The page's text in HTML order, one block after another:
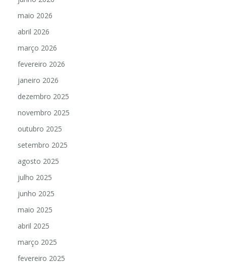
maio 2026
abril 2026
março 2026
fevereiro 2026
janeiro 2026
dezembro 2025
novembro 2025
outubro 2025
setembro 2025
agosto 2025
julho 2025
junho 2025
maio 2025
abril 2025
março 2025
fevereiro 2025